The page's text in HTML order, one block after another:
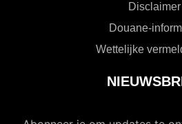
Disclaimer
Douane-
Wettelijke